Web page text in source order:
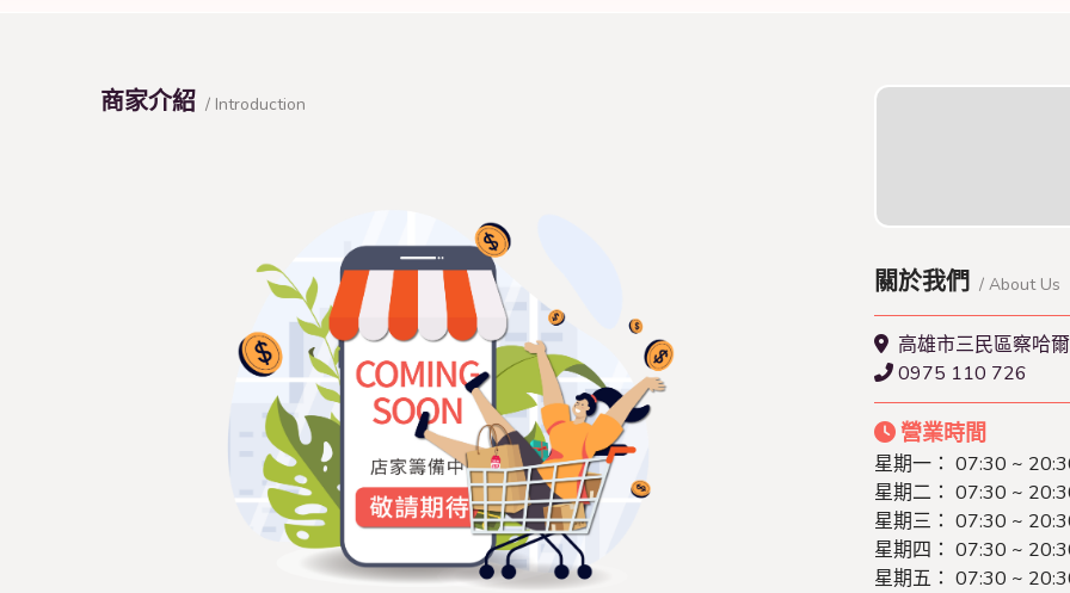
商家介紹 / Introduction
關於我們 / About Us
高雄市三民區察哈
0975 110 726
營業時間
星期一： 07:30 ~
星期二： 07:30 ~
星期三： 07:30 ~
星期四： 07:30 ~
星期五： 07:30 ~